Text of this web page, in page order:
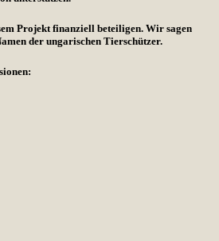
Projekt finanziell beteiligen. Wir sagen
der ungarischen Tierschützer.